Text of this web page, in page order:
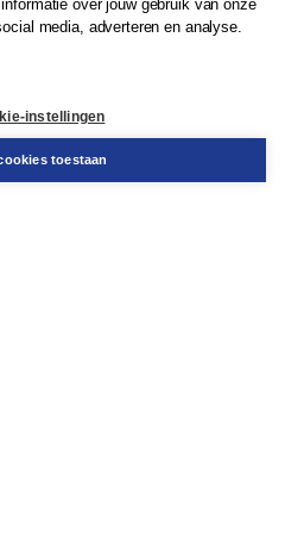
over jouw gebruik van onze
media, adverteren en analyse.
instellingen
toestaan